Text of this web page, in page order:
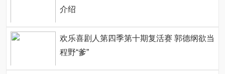
介绍
欢乐喜剧人第四季第十期复活赛 郭德纲欲当
程野“爹”